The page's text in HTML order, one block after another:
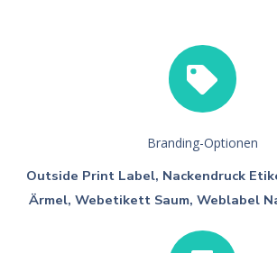
Branding-Optionen
Outside Print Label, Nackendruck
Ärmel, Webetikett Saum, Weblabel